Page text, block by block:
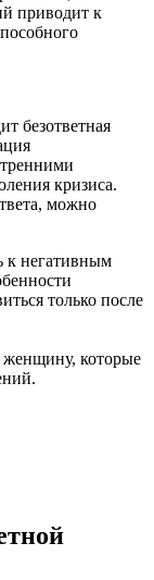
приводит к
безответная
кризиса.
можно
к негативным
только после
женщину, которые